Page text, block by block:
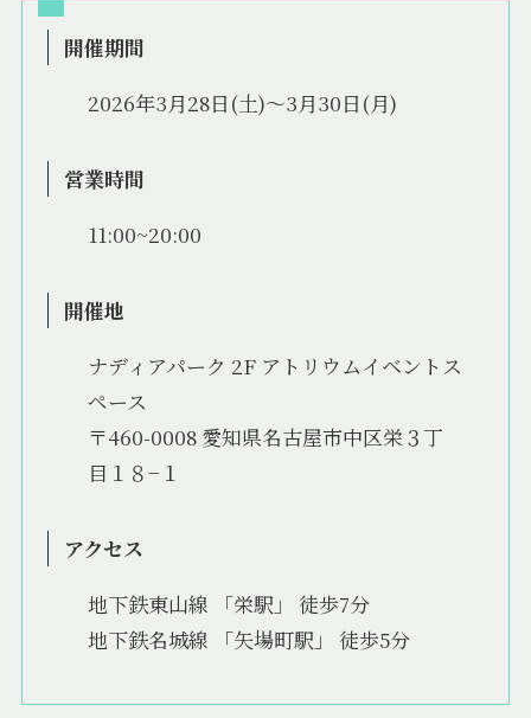
開催期間
2026年3月28日(土)〜3月30日(月)
営業時間
11:00~20:00
開催地
ナディアパーク 2F アトリウムイベントス
ペース
〒460-0008 愛知県名古屋市中区栄３丁
目１８−１
アクセス
地下鉄東山線 「栄駅」 徒歩7分
地下鉄名城線 「矢場町駅」 徒歩5分